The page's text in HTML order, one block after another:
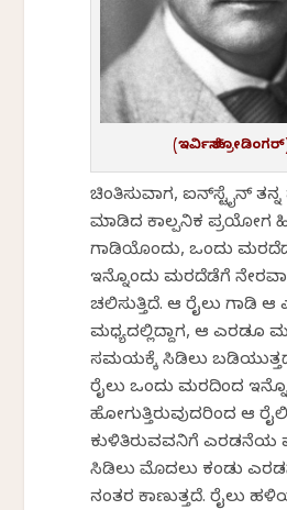
(ಇರ್ವಿನ್
ಚಿಂತಿಸುವಾಗ, ಐನ್‌ಸ್ಟೈನ್
ಮಾಡಿದ ಕಾಲ್ಪನಿಕ ಪ್ರಯೋಗ
ಗಾಡಿಯೊಂದು, ಒಂದು
ಇನ್ನೊಂದು ಮರದೆಡೆಗೆ
ಚಲಿಸುತ್ತಿದೆ. ಆ ರೈಲು ಗಾಡಿ
ಮಧ್ಯದಲ್ಲಿದ್ದಾಗ, ಆ ಎರಡೂ
ಸಮಯಕ್ಕೆ ಸಿಡಿಲು
ರೈಲು ಒಂದು ಮರದಿಂದ
ಹೋಗುತ್ತಿರುವುದರಿಂದ ಆ
ಕುಳಿತಿರುವವನಿಗೆ ಎರಡನೆಯ
ಸಿಡಿಲು ಮೊದಲು ಕಂಡು
ನಂತರ ಕಾಣುತ್ತದೆ. ರೈಲು